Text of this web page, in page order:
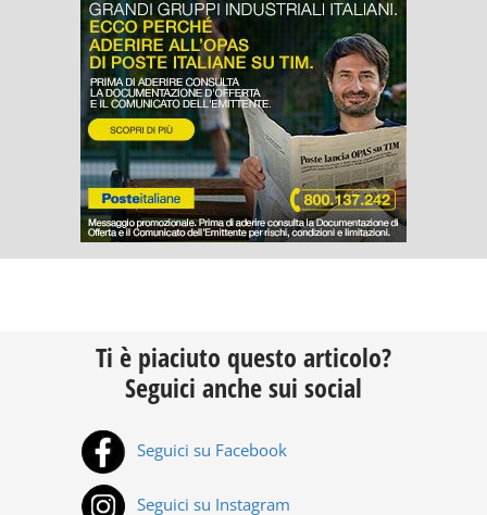
Ti è piaciuto questo articolo?
Seguici anche sui social
Seguici su Facebook
Seguici su Instagram